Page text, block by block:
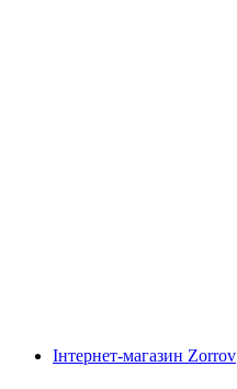
Інтернет-магазин Zorrov